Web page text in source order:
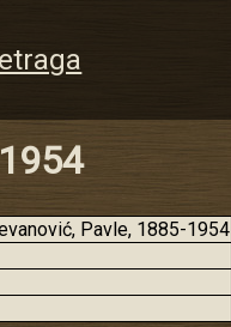
Pavle, 1885-1954